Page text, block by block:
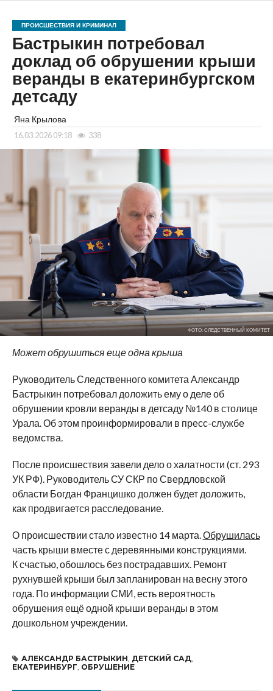
ПРОИСШЕСТВИЯ И КРИМИНАЛ
Бастрыкин потребовал
доклад об обрушении крыши
веранды в екатеринбургском
детсаду
Яна Крылова
16.03.2026 09:18 338
ФОТО: СЛЕДСТВЕННЫЙ КОМИТЕТ
Может обрушиться еще одна крыша
Руководитель Следственного комитета Александр
Бастрыкин потребовал доложить ему о деле об
обрушении кровли веранды в детсаду №140 в столице
Урала. Об этом проинформировали в пресс-службе
ведомства.
После происшествия завели дело о халатности (ст. 293
УК РФ). Руководитель СУ СКР по Свердловской
области Богдан Францишко должен будет доложить,
как продвигается расследование.
О происшествии стало известно 14 марта.Обрушилась
часть крыши вместе с деревянными конструкциями.
К счастью, обошлось без пострадавших. Ремонт
рухнувшей крыши был запланирован на весну этого
года. По информации СМИ, есть вероятность
обрушения ещё одной крыши веранды в этом
дошкольном учреждении.
АЛЕКСАНДР БАСТРЫКИН ДЕТСКИЙ САД,
ЕКАТЕРИНБУРГ ОБРУШЕНИЕ